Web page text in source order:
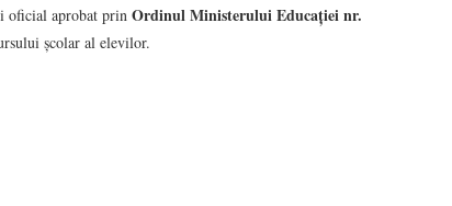
oficial aprobat prin Ordinul Ministerului Educației nr.
școlar al elevilor.